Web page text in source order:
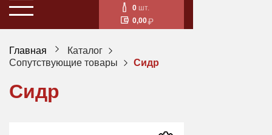
0 шт.
0,00
Главная
Каталог
Сопутствующие товары
Сидр
Сидр